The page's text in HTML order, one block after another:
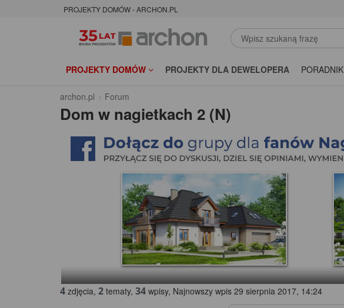
PROJEKTY DOMÓW - ARCHON.PL
PROJEKTY DOMÓW PROJEKTY DLA DEWELOPERA PORADNIK
archon.pl Forum
Dom w nagietkach 2 (N)
4 zdjęcia, 2 tematy, 34 wpisy, Najnowszy wpis 29 sierpnia 2017, 14:24